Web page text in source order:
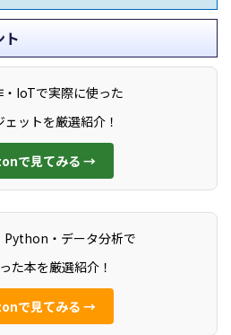
・IoTで実際に使った
ットを厳選紹介！
で見てみる →
Python・データ分析で
た本を厳選紹介！
で見てみる →